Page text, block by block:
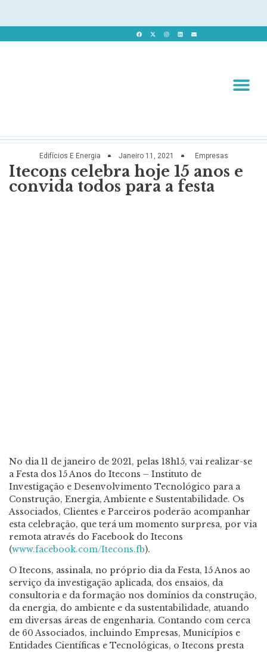
Edifícios E Energia Janeiro 11, 2021 Empresas
Itecons celebra hoje 15 anos e
convida todos para a festa
No dia 11 de janeiro de 2021, pelas 18h15, vai realizar-se
a Festa dos 15 Anos do Itecons – Instituto de
Investigação e Desenvolvimento Tecnológico para a
Construção, Energia, Ambiente e Sustentabilidade. Os
Associados, Clientes e Parceiros poderão acompanhar
esta celebração, que terá um momento surpresa, por via
remota através do Facebook do Itecons
(www.facebook.com/Itecons.fb).
O Itecons, assinala, no próprio dia da Festa, 15 Anos ao
serviço da investigação aplicada, dos ensaios, da
consultoria e da formação nos domínios da construção,
da energia, do ambiente e da sustentabilidade, atuando
em diversas áreas de engenharia. Contando com cerca
de 60 Associados, incluindo Empresas, Municípios e
Entidades Científicas e Tecnológicas, o Itecons presta